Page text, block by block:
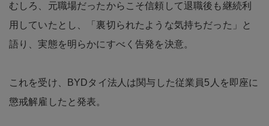
むしろ、元職場だったからこそ信頼して退職後も継続利
用していたとし、「裏切られたような気持ちだった」と
語り、実態を明らかにすべく告発を決意。
これを受け、BYDタイ法人は関与した従業員5人を即座に
懲戒解雇したと発表。